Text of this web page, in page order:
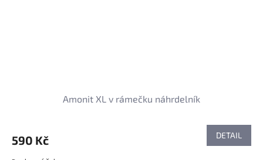
Amonit XL v rámečku náhrdelník
590 Kč DETAIL